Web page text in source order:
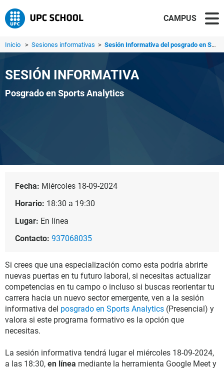
CAMPUS
Inicio > Sesiones informativas > Sesión Informativa del posgrado en Sports Analytics
SESIÓN INFORMATIVA
Posgrado en Sports Analytics
Fecha: Miércoles 18-09-2024
Horario: 18:30 a 19:30
Lugar: En línea
Contacto: 937068035
Si crees que una especialización como esta podría abrirte
nuevas puertas en tu futuro laboral, si necesitas actualizar
competencias en tu campo o incluso si buscas reorientar tu
carrera hacia un nuevo sector emergente, ven a la sesión
informativa del posgrado en Sports Analytics (Presencial) y
valora si este programa formativo es la opción que
necesitas.
La sesión informativa tendrá lugar el miércoles 18-09-2024,
a las 18:30, en línea mediante la herramienta Google Meet y